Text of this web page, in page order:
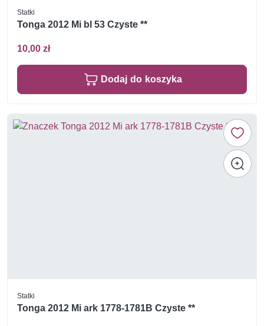
Statki
Tonga 2012 Mi bl 53 Czyste **
10,00 zł
Dodaj do koszyka
Statki
Tonga 2012 Mi ark 1778-1781B Czyste **